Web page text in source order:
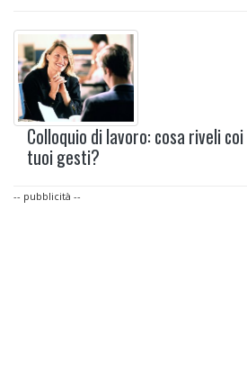
Colloquio di lavoro: cosa riveli coi
tuoi gesti?
-- pubblicità --